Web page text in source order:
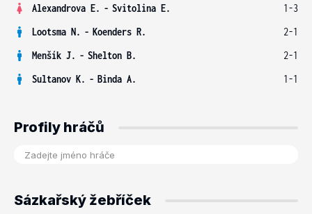
Alexandrova E. - Svitolina E.
1-3
Lootsma N. - Koenders R.
2-1
Menšík J. - Shelton B.
2-1
Sultanov K. - Binda A. 1-1
Profily hráčů
Sázkařský žebříček